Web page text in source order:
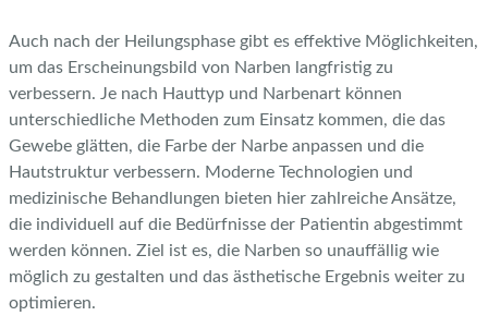
Auch nach der Heilungsphase gibt es effektive Möglichkeiten,
um das Erscheinungsbild von Narben langfristig zu
verbessern. Je nach Hauttyp und Narbenart können
unterschiedliche Methoden zum Einsatz kommen, die das
Gewebe glätten, die Farbe der Narbe anpassen und die
Hautstruktur verbessern. Moderne Technologien und
medizinische Behandlungen bieten hier zahlreiche Ansätze,
die individuell auf die Bedürfnisse der Patientin abgestimmt
werden können. Ziel ist es, die Narben so unauffällig wie
möglich zu gestalten und das ästhetische Ergebnis weiter zu
optimieren.